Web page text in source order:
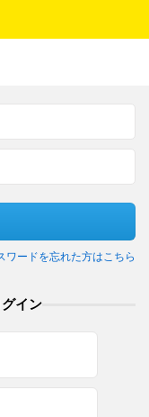
ワードを忘れた方はこちら
イン